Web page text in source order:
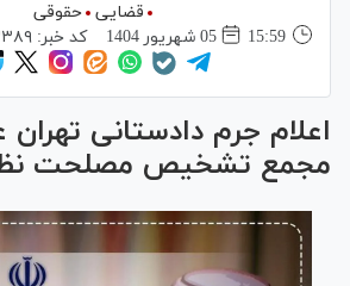
قضایی حقوقی
15:59
05 شهريور 1404 کد خبر:
اعلام جرم دادستانی
مجمع تشخیص مصلحت